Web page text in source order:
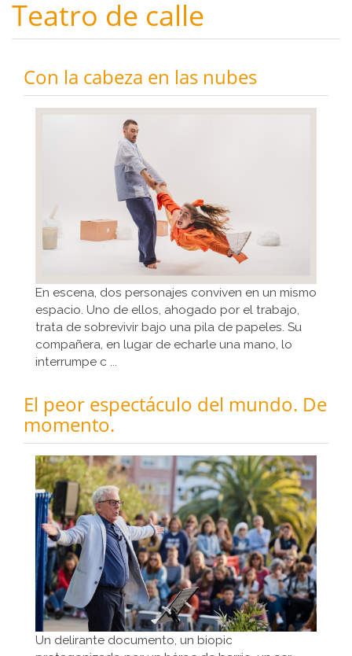
Teatro de calle
Con la cabeza en las nubes
En escena, dos personajes conviven en un mismo
espacio. Uno de ellos, ahogado por el trabajo,
trata de sobrevivir bajo una pila de papeles. Su
compañera, en lugar de echarle una mano, lo
interrumpe c ...
El peor espectáculo del mundo. De
momento.
Un delirante documento, un biopic